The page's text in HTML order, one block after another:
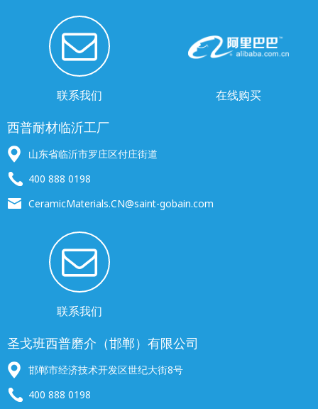
联系我们 在线购买
西普耐材临沂工厂
山东省临沂市罗庄区付庄街道
400 888 0198
CeramicMaterials.CN@saint-gobain.com
联系我们
圣戈班西普磨介（邯郸）有限公司
邯郸市经济技术开发区世纪大街8号
400 888 0198